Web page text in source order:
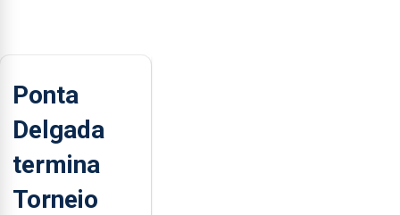
Ponta
Delgada
termina
Torneio